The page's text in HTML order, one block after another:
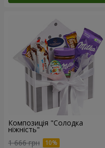
Композиція "Солодка
ніжність"
1 666 грн